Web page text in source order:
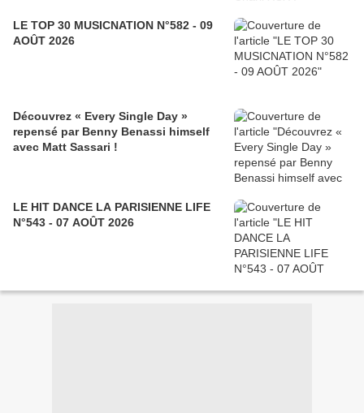
LE TOP 30 MUSICNATION N°582 - 09
AOÛT 2026
Découvrez « Every Single Day »
repensé par Benny Benassi himself
avec Matt Sassari !
LE HIT DANCE LA PARISIENNE LIFE
N°543 - 07 AOÛT 2026